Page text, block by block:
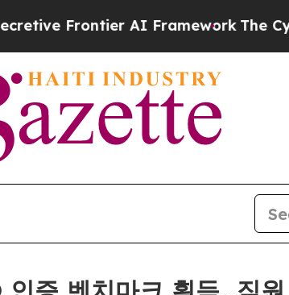
Frontier AI FrameworkThe